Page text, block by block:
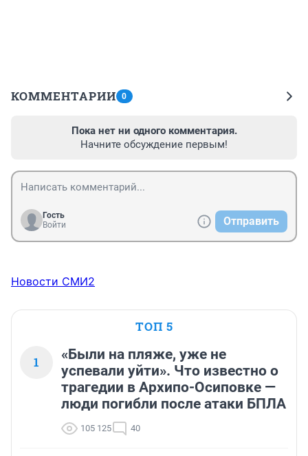
КОММЕНТАРИИ 0
Пока нет ни одного комментария.
Начните обсуждение первым!
Гость
Войти
Отправить
Новости СМИ2
ТОП 5
1
«Были на пляже, уже не
успевали уйти». Что известно о
трагедии в Архипо-Осиповке —
люди погибли после атаки БПЛА
105 125 40